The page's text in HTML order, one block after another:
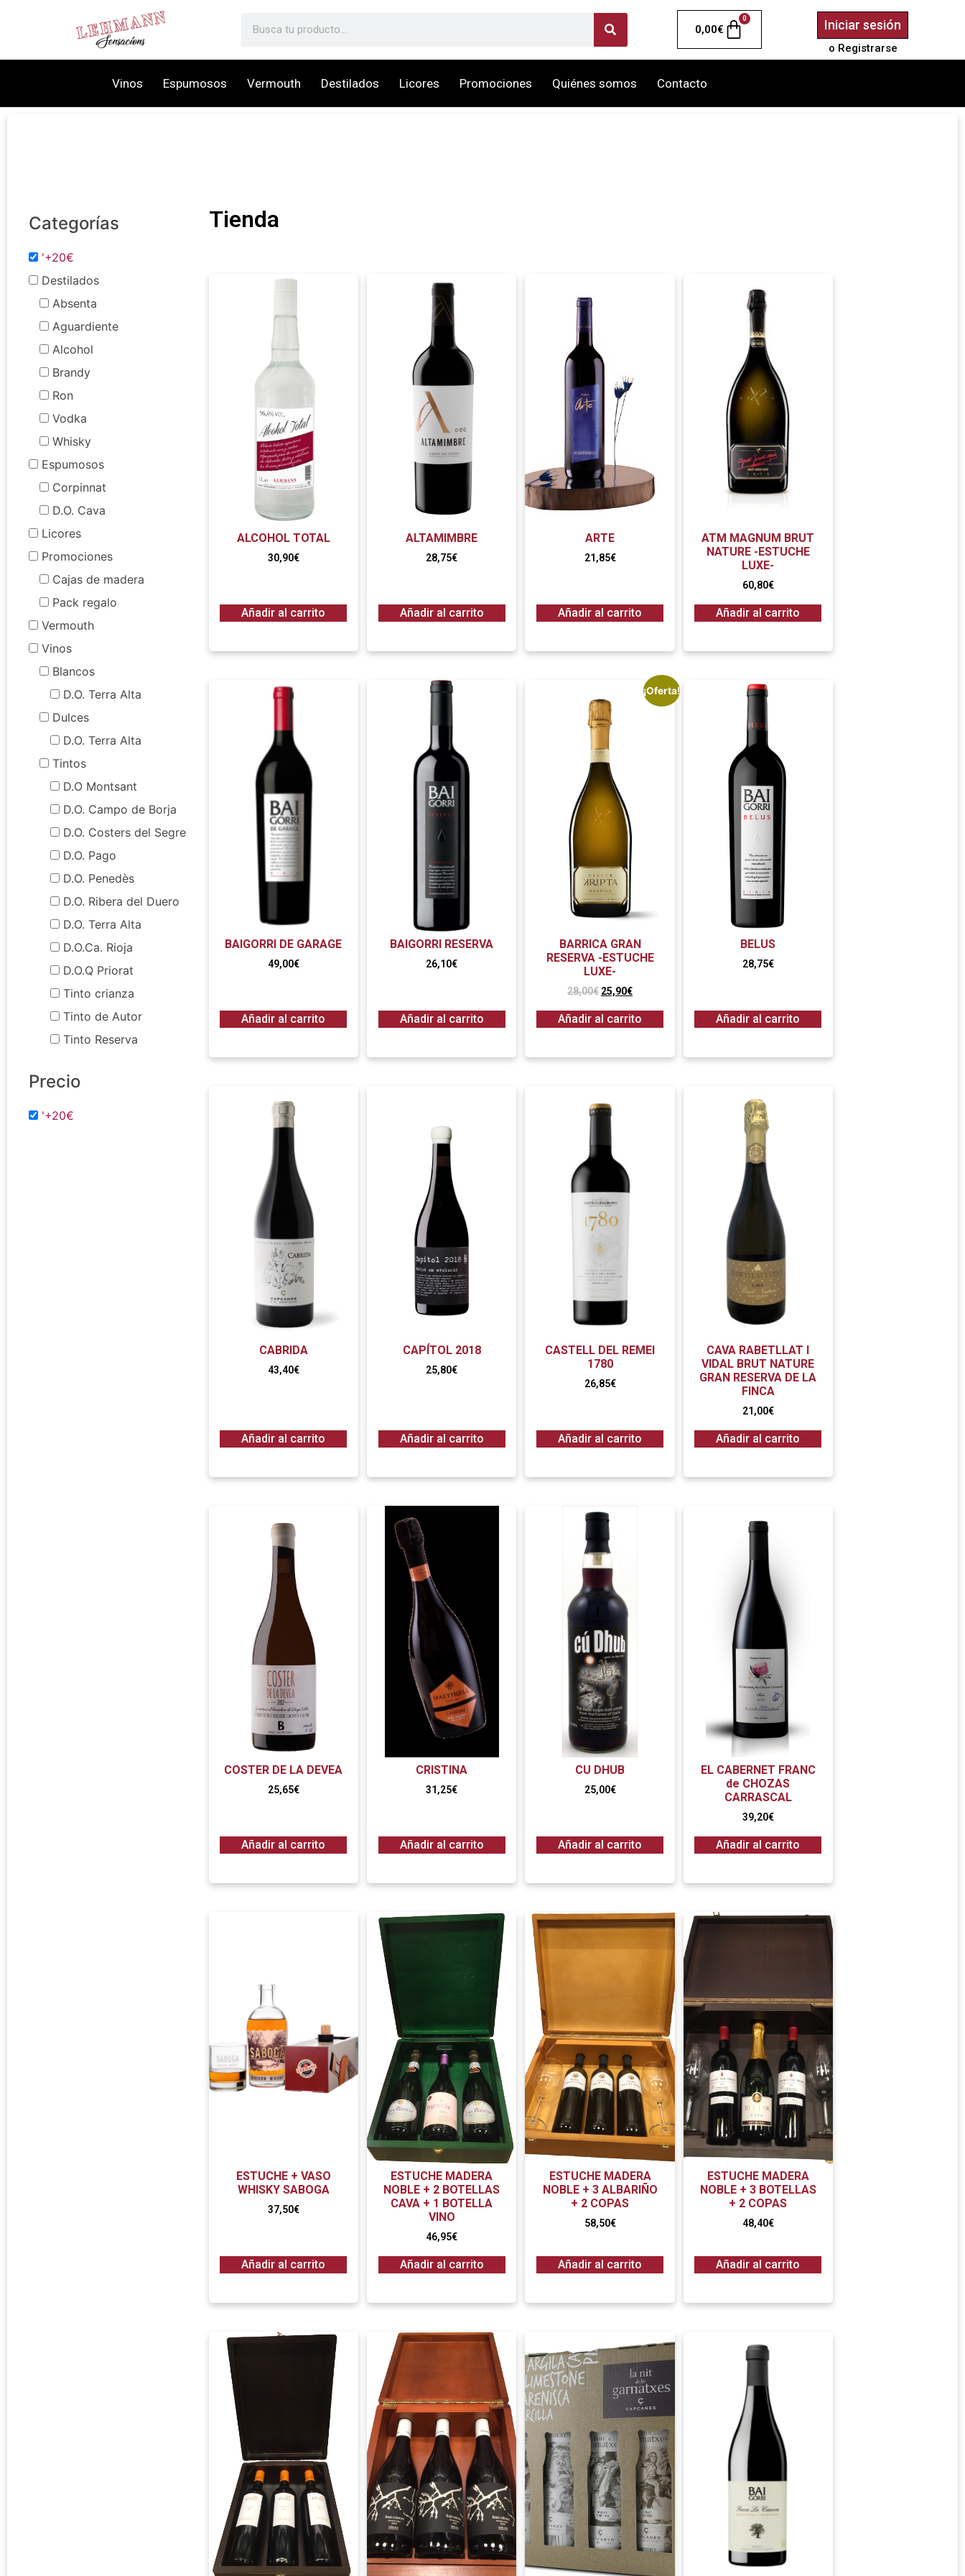
0,00€
0 Iniciar sesión
o Registrarse
Vinos Espumosos Vermouth Destilados Licores Promociones Quiénes somos Contacto
Categorías
'+20€
Destilados
Absenta
Aguardiente
Alcohol
Brandy
Ron
Vodka
Whisky
Espumosos
Corpinnat
D.O. Cava
Licores
Promociones
Cajas de madera
Pack regalo
Vermouth
Vinos
Blancos
D.O. Terra Alta
Dulces
D.O. Terra Alta
Tintos
D.O Montsant
D.O. Campo de Borja
D.O. Costers del Segre
D.O. Pago
D.O. Penedès
D.O. Ribera del Duero
D.O. Terra Alta
D.O.Ca. Rioja
D.O.Q Priorat
Tinto crianza
Tinto de Autor
Tinto Reserva
Precio
'+20€
Tienda
ALCOHOL TOTAL
30,90€
Añadir al carrito
ALTAMIMBRE
28,75€
Añadir al carrito
ARTE
21,85€
Añadir al carrito
ATM MAGNUM BRUT
NATURE -ESTUCHE
LUXE-
60,80€
Añadir al carrito
BAIGORRI DE GARAGE
49,00€
Añadir al carrito
BAIGORRI RESERVA
26,10€
Añadir al carrito
¡Oferta!
BARRICA GRAN
RESERVA -ESTUCHE
LUXE-
28,00€ 25,90€
Añadir al carrito
BELUS
28,75€
Añadir al carrito
CABRIDA
43,40€
Añadir al carrito
CAPÍTOL 2018
25,80€
Añadir al carrito
CASTELL DEL REMEI
1780
26,85€
Añadir al carrito
CAVA RABETLLAT I
VIDAL BRUT NATURE
GRAN RESERVA DE LA
FINCA
21,00€
Añadir al carrito
COSTER DE LA DEVEA
25,65€
Añadir al carrito
CRISTINA
31,25€
Añadir al carrito
CU DHUB
25,00€
Añadir al carrito
EL CABERNET FRANC
de CHOZAS
CARRASCAL
39,20€
Añadir al carrito
ESTUCHE + VASO
WHISKY SABOGA
37,50€
Añadir al carrito
ESTUCHE MADERA
NOBLE + 2 BOTELLAS
CAVA + 1 BOTELLA
VINO
46,95€
Añadir al carrito
ESTUCHE MADERA
NOBLE + 3 ALBARIÑO
+ 2 COPAS
58,50€
Añadir al carrito
ESTUCHE MADERA
NOBLE + 3 BOTELLAS
+ 2 COPAS
48,40€
Añadir al carrito